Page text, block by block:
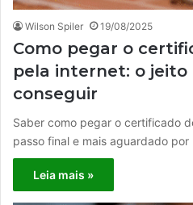
Wilson Spiler 19/08/2025
Como pegar o
pela internet: o jeito
conseguir
Saber como pegar o certificado
passo final e mais aguardado
Leia mais »